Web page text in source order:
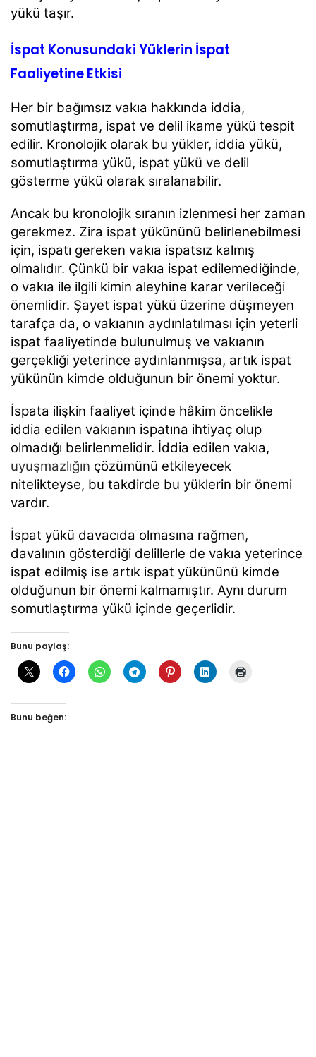
yükü taşır.
İspat Konusundaki Yüklerin İspat
Faaliyetine Etkisi
Her bir bağımsız vakıa hakkında iddia,
somutlaştırma, ispat ve delil ikame yükü tespit
edilir. Kronolojik olarak bu yükler, iddia yükü,
somutlaştırma yükü, ispat yükü ve delil
gösterme yükü olarak sıralanabilir.
Ancak bu kronolojik sıranın izlenmesi her zaman
gerekmez. Zira ispat yükününü belirlenebilmesi
için, ispatı gereken vakıa ispatsız kalmış
olmalıdır. Çünkü bir vakıa ispat edilemediğinde,
o vakıa ile ilgili kimin aleyhine karar verileceği
önemlidir. Şayet ispat yükü üzerine düşmeyen
tarafça da, o vakıanın aydınlatılması için yeterli
ispat faaliyetinde bulunulmuş ve vakıanın
gerçekliği yeterince aydınlanmışsa, artık ispat
yükünün kimde olduğunun bir önemi yoktur.
İspata ilişkin faaliyet içinde hâkim öncelikle
iddia edilen vakıanın ispatına ihtiyaç olup
olmadığı belirlenmelidir. İddia edilen vakıa,
uyuşmazlığın çözümünü etkileyecek
nitelikteyse, bu takdirde bu yüklerin bir önemi
vardır.
İspat yükü davacıda olmasına rağmen,
davalının gösterdiği delillerle de vakıa yeterince
ispat edilmiş ise artık ispat yükününü kimde
olduğunun bir önemi kalmamıştır. Aynı durum
somutlaştırma yükü içinde geçerlidir.
Bunu paylaş:
Bunu beğen: